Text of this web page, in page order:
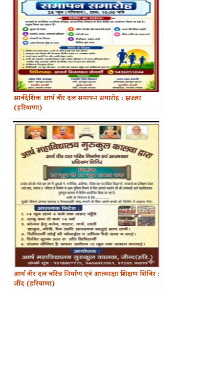
सार्वदेशिक आर्य वीर दल समापन समारोह : झज्जर
(हरियाणा)
आर्य वीर दल चरित्र निर्माण एवं आत्मरक्षा प्रशिक्षण शिविर :
जींद (हरियाणा)